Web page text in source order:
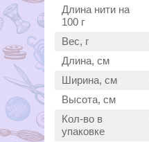
Длина нити на
100 г
Вес, г
Длина, см
Ширина, см
Высота, см
Кол-во в
упаковке